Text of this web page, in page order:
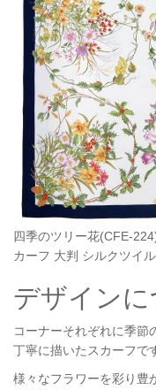
四季のツリー花(CFE-
カーフ 大判 シルクツイ
デザインに
コーナーそれぞれに季節
丁寧に描いたスカーフで
様々なフラワーを彩り豊